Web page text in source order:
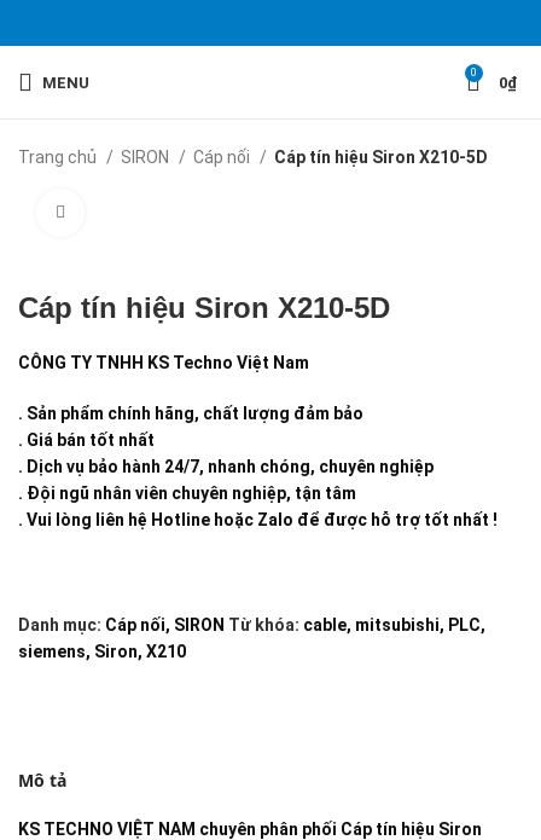
MENU
0
0₫
Trang chủ SIRON Cáp nối Cáp tín hiệu Siron X210-5D
Cáp tín hiệu Siron X210-5D
CÔNG TY TNHH KS Techno Việt Nam
. Sản phẩm chính hãng, chất lượng đảm bảo
. Giá bán tốt nhất
. Dịch vụ bảo hành 24/7, nhanh chóng, chuyên nghiệp
. Đội ngũ nhân viên chuyên nghiệp, tận tâm
. Vui lòng liên hệ Hotline hoặc Zalo để được hỗ trợ tốt nhất !
Danh mục: Cáp nối, SIRON Từ khóa: cable, mitsubishi, PLC,
siemens, Siron, X210
Mô tả
KS TECHNO VIỆT NAM chuyên phân phối Cáp tín hiệu Siron